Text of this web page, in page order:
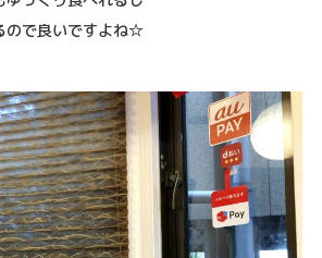
ので良いですよね☆